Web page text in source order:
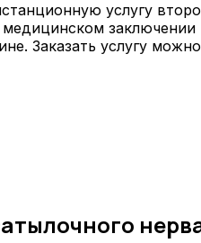
услугу
Заказать услугу